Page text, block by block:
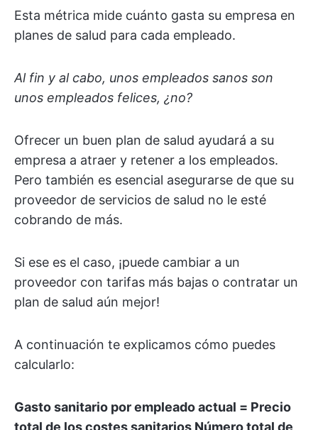
Esta métrica mide cuánto gasta su empresa en
planes de salud para cada empleado.
Al fin y al cabo, unos empleados sanos son
unos empleados felices, ¿no?
Ofrecer un buen plan de salud ayudará a su
empresa a atraer y retener a los empleados.
Pero también es esencial asegurarse de que su
proveedor de servicios de salud no le esté
cobrando de más.
Si ese es el caso, ¡puede cambiar a un
proveedor con tarifas más bajas o contratar un
plan de salud aún mejor!
A continuación te explicamos cómo puedes
calcularlo:
Gasto sanitario por empleado actual = Precio
total de los costes sanitarios Número total de